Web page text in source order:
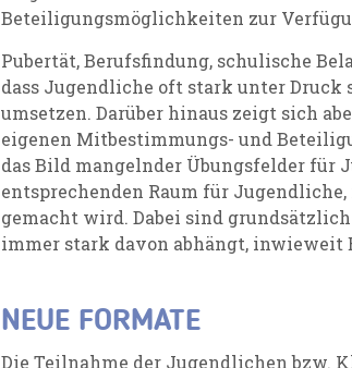
Beteiligungsmöglichkeiten zur
Pubertät, Berufsfindung, schulische
dass Jugendliche oft stark unter
umsetzen. Darüber hinaus zeigt sich
eigenen Mitbestimmungs- und
das Bild mangelnder Übungsfelder für
entsprechenden Raum für
gemacht wird. Dabei sind
immer stark davon abhängt, inwieweit
NEUE FORMATE
Die Teilnahme der Jugendlichen bzw.